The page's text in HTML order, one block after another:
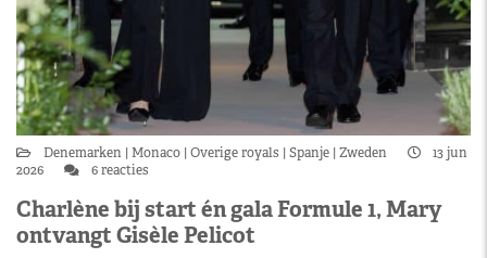
Denemarken Monaco Overige royals Spanje Zweden
13 jun
2026
6 reacties
Charlène bij start én gala Formule 1, Mary
ontvangt Gisèle Pelicot